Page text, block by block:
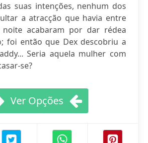
suas intenções, nenhum dos
a atracção que havia entre
noite acabaram por dar rédea
foi então que Dex descobriu a
Seria aquela mulher com
se?
Ver Opções